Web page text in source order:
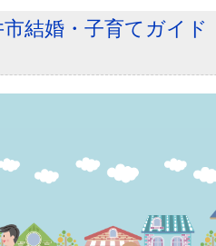
結婚・子育てガイ
急連絡先